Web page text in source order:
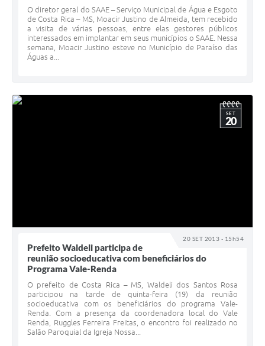
O diretor geral do SAAE – Serviço Municipal de Água e Esgoto
de Costa Rica – MS, Moacir Justino de Almeida, tem recebido
a visita de várias pessoas, entre elas gestores públicos
interessados em implantar em seus municípios o SAAE. Nessa
semana, Moacir Justino esteve no Município de Paraíso das
Águas a...
20 SET 2013 - 15h54
SET
20
Prefeito Waldeli participa de
reunião socioeducativa com beneficiários do
Programa Vale-Renda
O prefeito de Costa Rica – MS, Waldeli dos Santos Rosa
participou na tarde de quinta-feira (19) da reunião
socioeducativa com os beneficiários do programa Vale-
Renda. Com a presença da coordenadora local do Vale
Renda, Ruggles Ferreira Freitas, o encontro foi realizado no
Salão Paroquial da Igreja Nossa...